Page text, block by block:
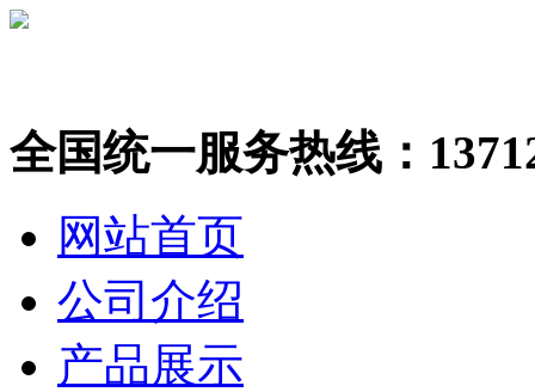
全国统一服务热线：
网站首页
公司介绍
产品展示